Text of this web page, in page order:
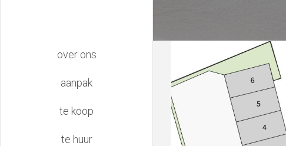
navigation
over ons
aanpak
te koop
te huur